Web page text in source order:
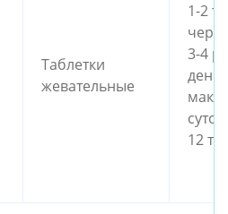
Таблетки
жевательные
1-2
3-4
день,
12